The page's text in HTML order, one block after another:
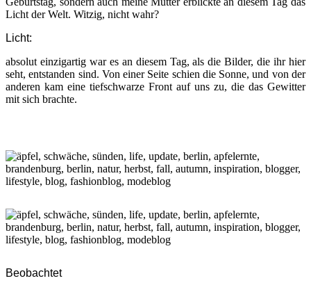
Licht der Welt. Witzig, nicht wahr?
Licht:
absolut einzigartig war es an diesem Tag, als die Bilder, die ihr hier
seht, entstanden sind. Von einer Seite schien die Sonne, und von der
anderen kam eine tiefschwarze Front auf uns zu, die das Gewitter
mit sich brachte.
Beobachtet